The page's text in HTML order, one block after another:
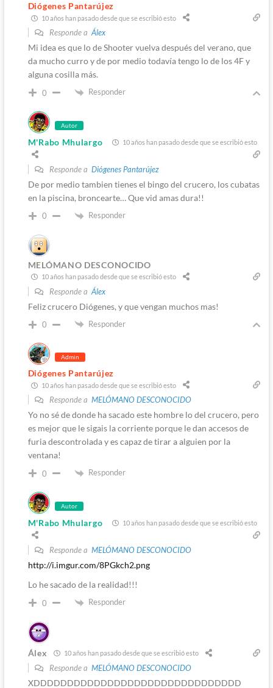
Diógenes Pantarújez
10 años han pasado desde que se escribió esto
Responde aÁlex
Mi idea es que lo de Shooter vuelva después del verano, que
da mucho curro y de por medio todavía tengo lo de los 4F y
alguna cosilla más.
0 Responder
Autor
M'Rabo Mhulargo 10 años han pasado desde que se escribió esto
Responde a Diógenes Pantarújez
De por medio tambien tienes el bingo del crucero, los cubatas
en la piscina, broncearte… Que vid amas dura!!
0 Responder
MELÓMANO DESCONOCIDO
10 años han pasado desde que se escribió esto
Responde a Álex
Feliz crucero Diógenes, y que vengan muchos mas!
0 Responder
Admin
Diógenes Pantarújez
10 años han pasado desde que se escribió esto
Responde a MELÓMANO DESCONOCIDO
Yo no sé de donde ha sacado este hombre lo del crucero, pero
es mejor que le sigais la corriente porque le dan accesos de
furia descontrolada y es capaz de tirar a alguien por la
ventana!
0 Responder
Autor
M'Rabo Mhulargo 10 años han pasado desde que se escribió esto
Responde a MELÓMANO DESCONOCIDO
http://i.imgur.com/8PGkch2.png
Lo he sacado de la realidad!!!
0 Responder
Álex 10 años han pasado desde que se escribió esto
Responde a MELÓMANO DESCONOCIDO
XDDDDDDDDDDDDDDDDDDDDDDDDDDDDDDD